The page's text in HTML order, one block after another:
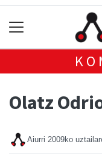
Olatz
Aiurri 2009ko